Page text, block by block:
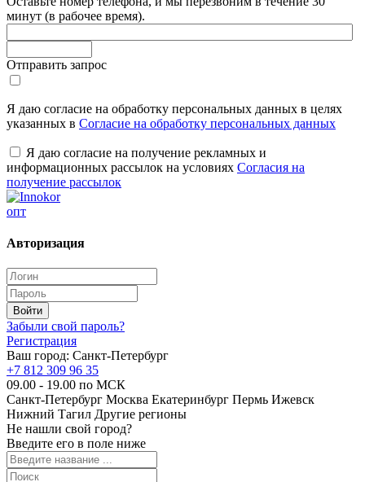
минут (в рабочее время).
Отправить запрос
Я даю согласие на обработку персональных данных в целях
указанных в Согласие на обработку персональных данных
Я даю согласие на получение рекламных и
информационных рассылок на условиях Согласия на
получение рассылок
опт
Авторизация
Забыли свой пароль?
Регистрация
Ваш город: Санкт-Петербург
+7 812 309 96 35
09.00 - 19.00 по МСК
Санкт-Петербург Москва Екатеринбург Пермь Ижевск
Нижний Тагил Другие регионы
Не нашли свой город?
Введите его в поле ниже